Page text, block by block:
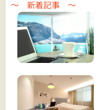
～ 新着記事 ～